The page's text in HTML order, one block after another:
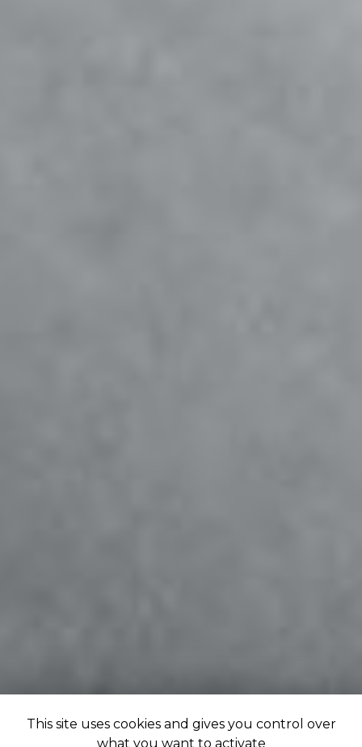
This site uses cookies and gives you control over
what you want to activate